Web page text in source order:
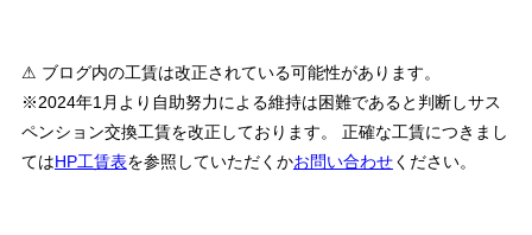
⚠ ブログ内の工賃は改正されている可能性があります。
※2024年1月より自助努力による維持は困難であると判断しサス
ペンション交換工賃を改正しております。 正確な工賃につきまし
てはHP工賃表を参照していただくかお問い合わせください。